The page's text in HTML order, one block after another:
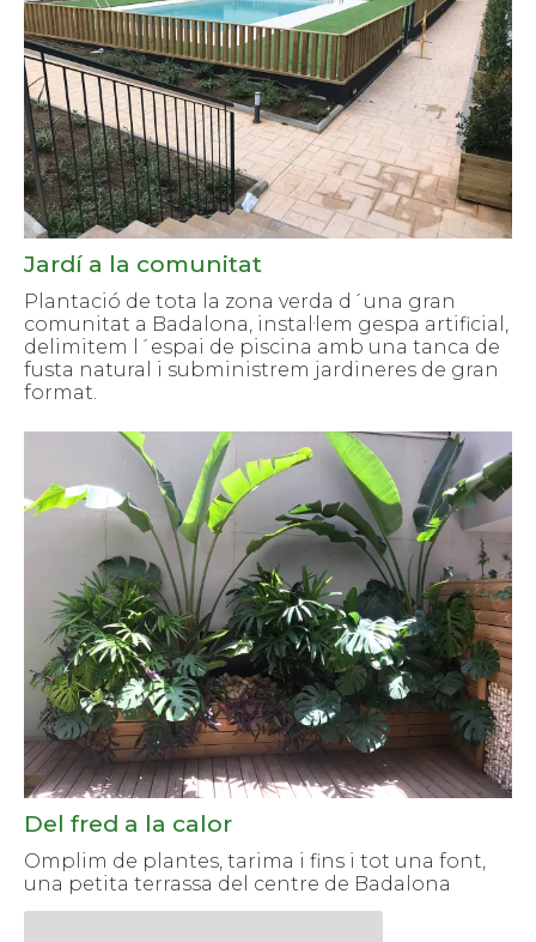
Jardí a la comunitat
Plantació de tota la zona verda d´una gran
comunitat a Badalona, ​​instal·lem gespa artificial,
delimitem l´espai de piscina amb una tanca de
fusta natural i subministrem jardineres de gran
format.
Del fred a la calor
Omplim de plantes, tarima i fins i tot una font,
una petita terrassa del centre de Badalona